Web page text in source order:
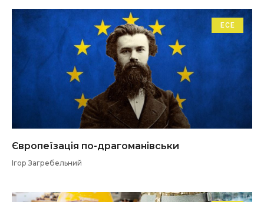
ЕСЕ
Європеїзація по-драгоманівськи
Ігор Загребельний